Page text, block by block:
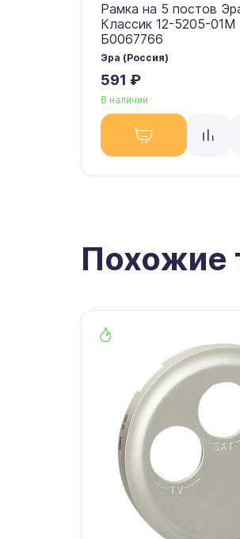
Рамка на 5 постов
Классик 12-5205-01М
Б0067766
Эра (Россия)
591 ₽
В наличии
Похожие